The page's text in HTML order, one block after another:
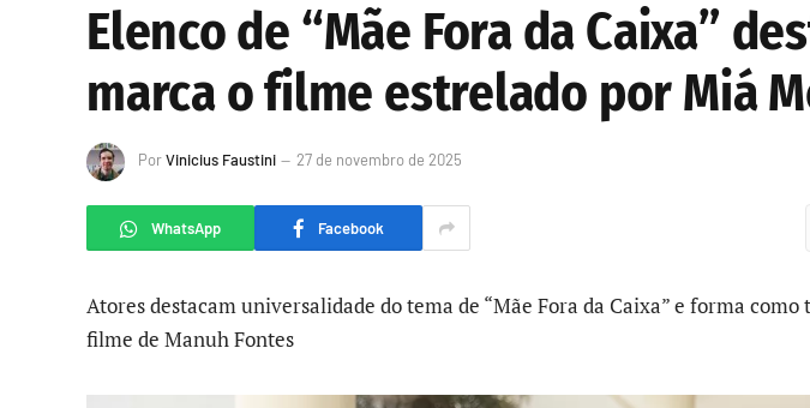
Elenco de “Mãe Fora da Caixa”
marca o filme estrelado por Miá
PorVinicius Faustini 27 de novembro de 2025
WhatsApp Facebook
Atores destacam universalidade do tema de “Mãe Fora da Caixa” e forma como
filme de Manuh Fontes